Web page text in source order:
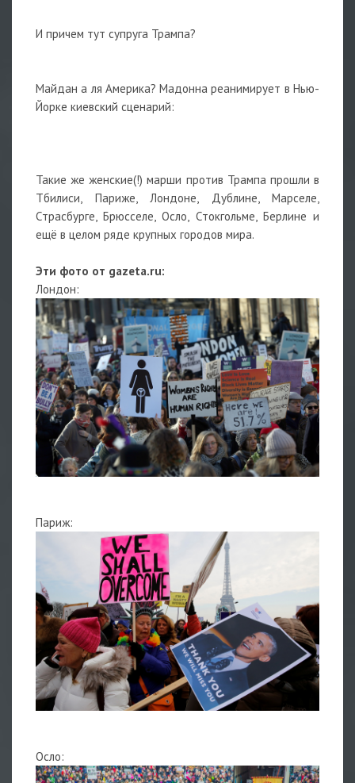
И причем тут супруга Трампа?
Майдан а ля Америка? Мадонна реанимирует в Нью-
Йорке киевский сценарий:
Такие же женские(!) марши против Трампа прошли в
Тбилиси, Париже, Лондоне, Дублине, Марселе,
Страсбурге, Брюсселе, Осло, Стокгольме, Берлине и
ещё в целом ряде крупных городов мира.
Эти фото от gazeta.ru:
Лондон:
Париж:
Осло: